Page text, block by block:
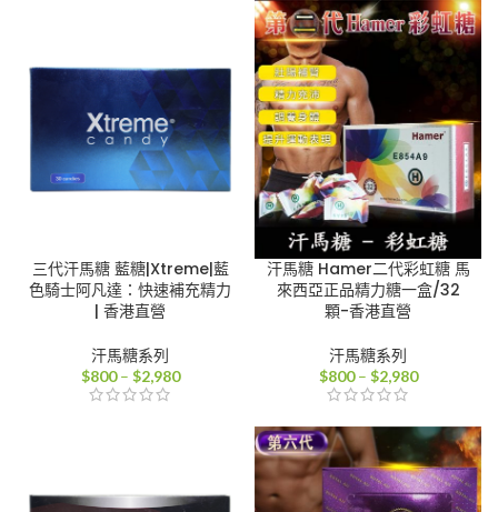
$2,980
圍：
$380
到
$2,500
三代汗馬糖 藍糖|Xtreme|藍
色騎士阿凡達：快速補充精力
| 香港直營
汗馬糖系列
$800 – $2,980價
$2,980
汗馬糖 Hamer二代彩虹糖 馬
來西亞正品精力糖一盒/32
顆-香港直營
汗馬糖系列
$800 – $2,980價
圍：
$800
到
$2,980